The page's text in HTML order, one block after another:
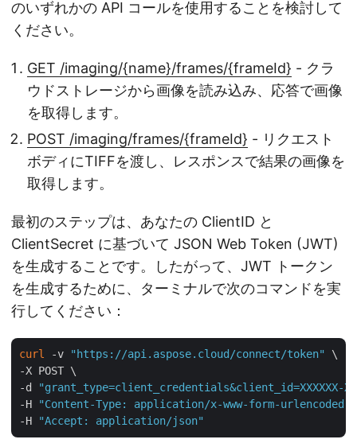
のいずれかの API コールを使用することを検討して
ください。
GET /imaging/{name}/frames/{frameId} - クラ
ウドストレージから画像を読み込み、応答で画像
を取得します。
POST /imaging/frames/{frameId} - リクエスト
ボディにTIFFを渡し、レスポンスで結果の画像を
取得します。
最初のステップは、あなたの ClientID と
ClientSecret に基づいて JSON Web Token (JWT)
を生成することです。したがって、JWT トークン
を生成するために、ターミナルで次のコマンドを実
行してください：
curl -v "https://api.aspose.cloud/connect/token"
\
-X POST \
-d
"grant_type=client_credentials&client_id=XXXXXX-
-H
"Content-Type: application/x-www-form-urlencoded"
-H
"Accept: application/json"